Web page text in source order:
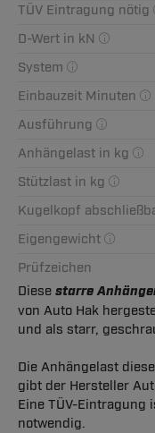
TÜV Eintragung nötig
D-Wert in kN
System
Einbauzeit Minuten
Ausführung
Anhängelast in kg
Stützlast in kg
Kugelkopf
Eigengewicht
Prüfzeichen
Diese starre
von Auto Hak
und als starr,
Die Anhängelast
gibt der Hersteller
Eine TÜV-
notwendig.